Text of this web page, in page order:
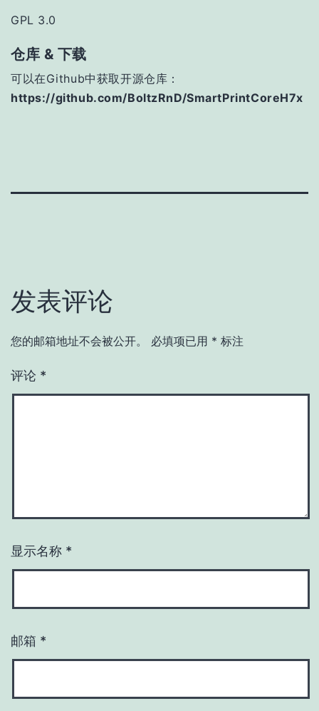
GPL 3.0
仓库 & 下载
可以在Github中获取开源仓库：
https://github.com/BoltzRnD/SmartPrintCoreH7x
发表评论
您的邮箱地址不会被公开。 必填项已用 * 标注
评论 *
显示名称 *
邮箱 *